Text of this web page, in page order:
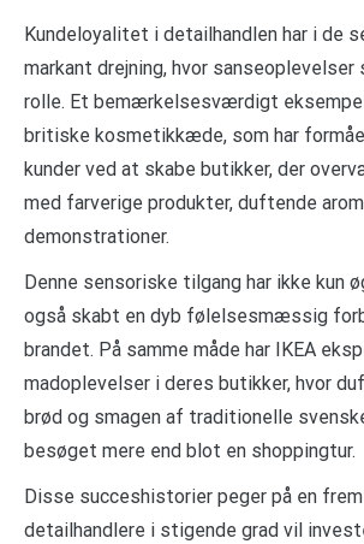
Kundeloyalitet i detailhandlen har i de
markant drejning, hvor sanseoplevelser
rolle. Et bemærkelsesværdigt
britiske kosmetikkæde, som har
kunder ved at skabe butikker, der
med farverige produkter, duftende
demonstrationer.
Denne sensoriske tilgang har ikke kun
også skabt en dyb følelsesmæssig
brandet. På samme måde har IKEA
madoplevelser i deres butikker, hvor
brød og smagen af traditionelle
besøget mere end blot en shoppingtur.
Disse succeshistorier peger på en
detailhandlere i stigende grad vil